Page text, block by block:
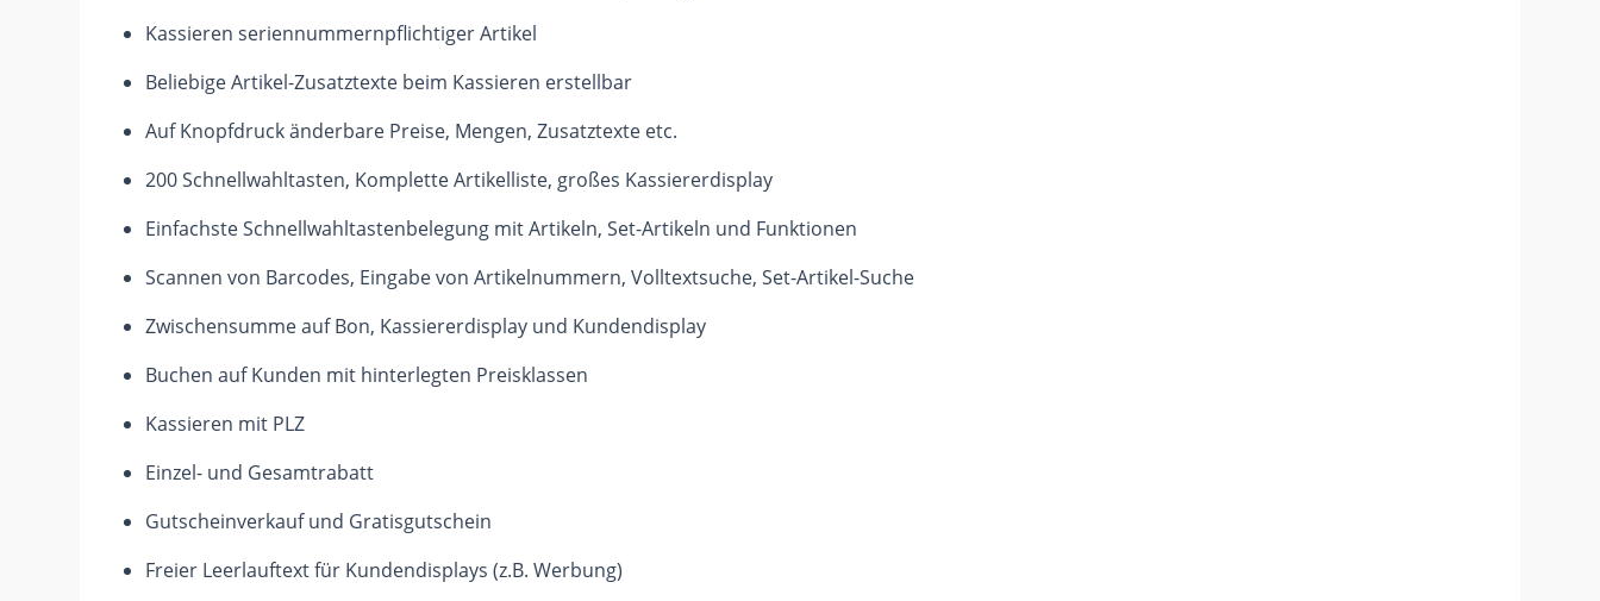
Kassieren seriennummernpflichtiger Artikel
Beliebige Artikel-Zusatztexte beim Kassieren erstellbar
Auf Knopfdruck änderbare Preise, Mengen, Zusatztexte etc.
200 Schnellwahltasten, Komplette Artikelliste, großes Kassiererdisplay
Einfachste Schnellwahltastenbelegung mit Artikeln, Set-Artikeln und Funktionen
Scannen von Barcodes, Eingabe von Artikelnummern, Volltextsuche, Set-Artikel-Suche
Zwischensumme auf Bon, Kassiererdisplay und Kundendisplay
Buchen auf Kunden mit hinterlegten Preisklassen
Kassieren mit PLZ
Einzel- und Gesamtrabatt
Gutscheinverkauf und Gratisgutschein
Freier Leerlauftext für Kundendisplays (z.B. Werbung)